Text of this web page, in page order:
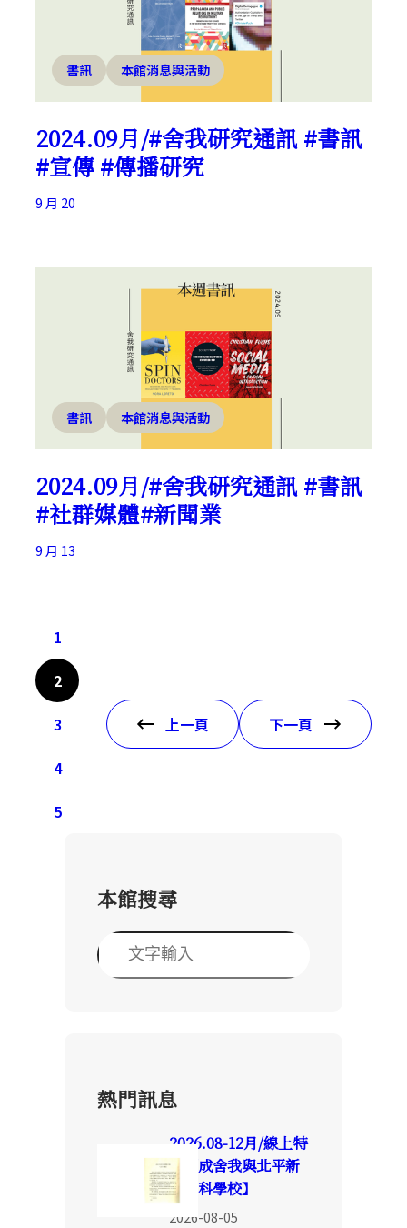
書訊 本館消息與活動
2024.09月/#舍我研究通訊 #書訊
#宣傳 #傳播研究
9 月 20
書訊 本館消息與活動
2024.09月/#舍我研究通訊 #書訊
#社群媒體#新聞業
9 月 13
1
2
3
4
5
上一頁 下一頁
本館搜尋
搜
尋
熱門訊息
2026.08-12月/線上特
展【成舍我與北平新
聞專科學校】
2026-08-05